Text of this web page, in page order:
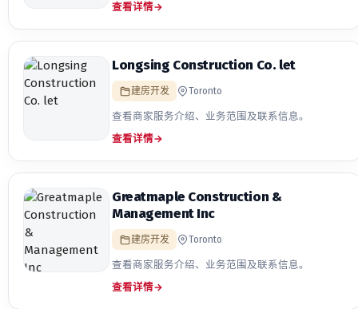
查看详情→
Longsing Construction Co. let
建房开发 Toronto
查看商家服务介绍、业务范围及联系信息。
查看详情→
Greatmaple Construction &
Management Inc
建房开发 Toronto
查看商家服务介绍、业务范围及联系信息。
查看详情→